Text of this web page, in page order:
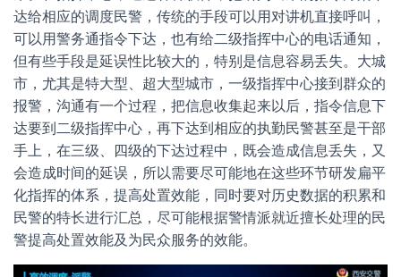
达给相应的调度民警，传统的手段可以用对讲机直接呼叫，
可以用警务通指令下达，也有给二级指挥中心的电话通知，
但有些手段是延误性比较大的，特别是信息容易丢失。大城
市，尤其是特大型、超大型城市，一级指挥中心接到群众的
报警，沟通有一个过程，把信息收集起来以后，指令信息下
达要到二级指挥中心，再下达到相应的执勤民警甚至是干部
手上，在三级、四级的下达过程中，既会造成信息丢失，又
会造成时间的延误，所以需要尽可能地在这些环节研发扁平
化指挥的体系，提高处置效能，同时要对历史数据的积累和
民警的特长进行汇总，尽可能根据警情派就近擅长处理的民
警提高处置效能及为民众服务的效能。